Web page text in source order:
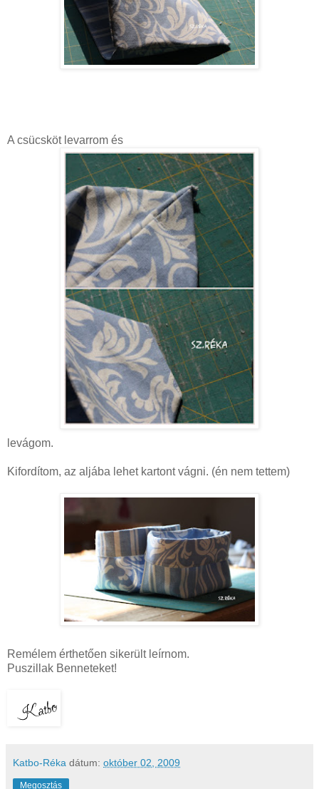
A csücsköt levarrom és
levágom.
Kifordítom, az aljába lehet kartont vágni. (én nem tettem)
Remélem érthetően sikerült leírnom.
Puszillak Benneteket!
Katbo-Réka dátum: október 02, 2009
Megosztás